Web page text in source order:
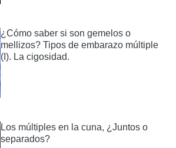
¿Cómo saber si son gemelos o
mellizos? Tipos de embarazo múltiple
(I). La cigosidad.
Los múltiples en la cuna, ¿Juntos o
separados?